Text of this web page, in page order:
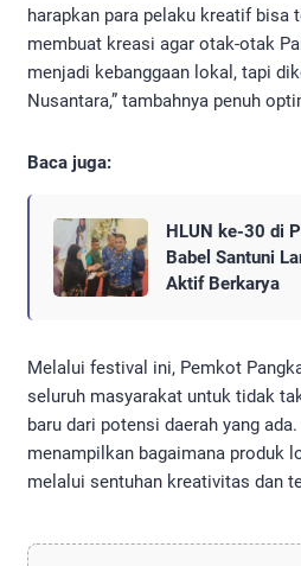
harapkan para pelaku kreatif bisa
membuat kreasi agar otak-otak
menjadi kebanggaan lokal, tapi
Nusantara,” tambahnya penuh
Baca juga:
HLUN ke-30 di
Babel Santuni
Aktif Berkarya
​Melalui festival ini, Pemkot
seluruh masyarakat untuk tidak
baru dari potensi daerah yang
menampilkan bagaimana produk
melalui sentuhan kreativitas dan